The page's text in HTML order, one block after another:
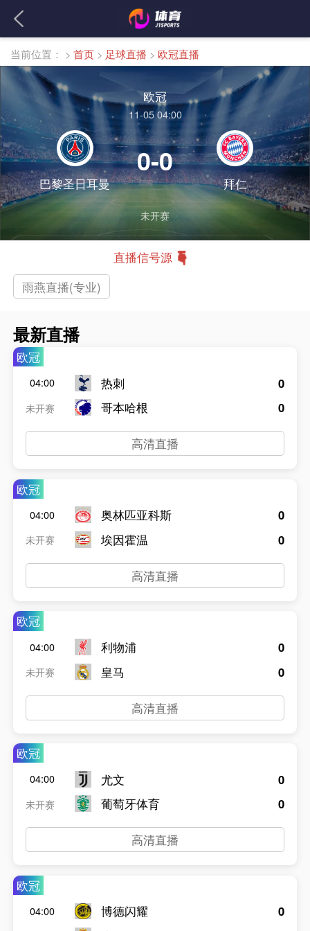
当前位置： > 首页 > 足球直播 > 欧冠直播
欧冠
11-05 04:00
巴黎圣日耳曼
0-0
拜仁
未开赛
直播信号源
雨燕直播(专业)
最新直播
欧冠
04:00
未开赛
热刺
哥本哈根
0
0
高清直播
欧冠
04:00
未开赛
奥林匹亚科斯
埃因霍温
0
0
高清直播
欧冠
04:00
未开赛
利物浦
皇马
0
0
高清直播
欧冠
04:00
未开赛
尤文
葡萄牙体育
0
0
高清直播
欧冠
04:00
博德闪耀
0